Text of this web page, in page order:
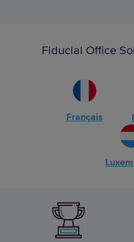
Fiducial Office
Français